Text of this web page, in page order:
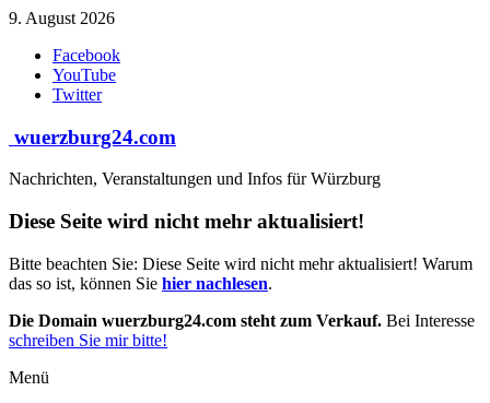
Zum
springen
9. August 2026
Facebook
YouTube
Twitter
wuerzburg24.com
Nachrichten, Veranstaltungen und Infos für Würzburg
Diese Seite wird nicht mehr aktualisiert!
Bitte beachten Sie: Diese Seite wird nicht mehr aktualisiert! Warum
das so ist, können Sie hier nachlesen.
Die Domain wuerzburg24.com steht zum Verkauf. Bei Interesse
schreiben Sie mir bitte!
Menü